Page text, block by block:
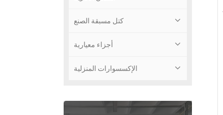
كتل مسبقة الصنع
أجزاء معيارية
الإكسسوارات المنزلية